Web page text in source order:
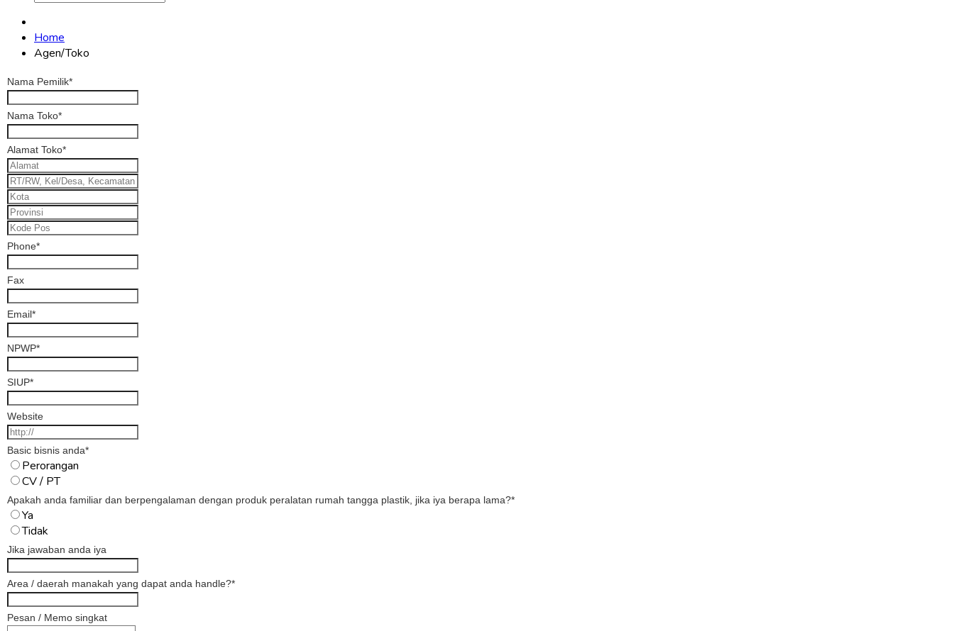
Home
Agen/Toko
Nama Pemilik*
Nama Toko*
Alamat Toko*
Phone*
Fax
Email*
NPWP*
SIUP*
Website
Basic bisnis anda*
Perorangan
CV / PT
Apakah anda familiar dan berpengalaman dengan produk peralatan rumah tangga plastik, jika iya berapa lama?*
Ya
Tidak
Jika jawaban anda iya
Area / daerah manakah yang dapat anda handle?*
Pesan / Memo singkat